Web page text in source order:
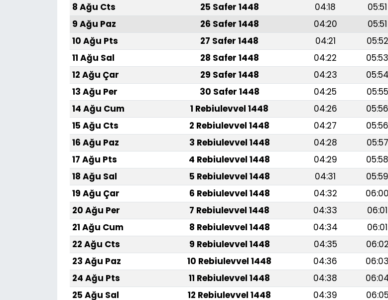
8 Ağu Cts
25 Safer 1448 04:18 05:51
9 Ağu Paz
26 Safer 1448 04:20 05:51
10 Ağu Pts
27 Safer 1448 04:21 05:52
11 Ağu Sal
28 Safer 1448 04:22 05:53
12 Ağu Çar
29 Safer 1448 04:23 05:54
13 Ağu Per
30 Safer 1448 04:25 05:55
14 Ağu Cum
1 Rebiulevvel 1448 04:26 05:56
15 Ağu Cts
2 Rebiulevvel 1448 04:27 05:56
16 Ağu Paz
3 Rebiulevvel 1448 04:28 05:57
17 Ağu Pts
4 Rebiulevvel 1448 04:29 05:58
18 Ağu Sal
5 Rebiulevvel 1448 04:31 05:59
19 Ağu Çar
6 Rebiulevvel 1448 04:32 06:00
20 Ağu Per
7 Rebiulevvel 1448 04:33 06:01
21 Ağu Cum
8 Rebiulevvel 1448 04:34 06:01
22 Ağu Cts
9 Rebiulevvel 1448 04:35 06:02
23 Ağu Paz
10 Rebiulevvel 1448 04:36 06:03
24 Ağu Pts
11 Rebiulevvel 1448 04:38
25 Ağu Sal
12 Rebiulevvel 1448 04:39 06:05